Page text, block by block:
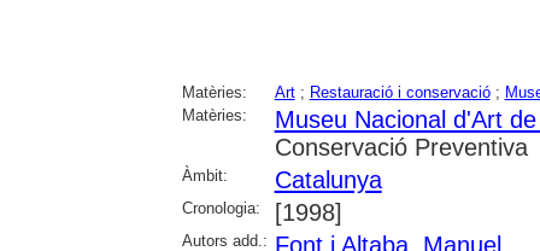
Matèries: Art; Restauració i conservació;
Matèries:
Museu Nacional d'Art
Conservació Preventiva
Àmbit: Catalunya
Cronologia: [1998]
Autors add.: Font i Altaba, Manuel